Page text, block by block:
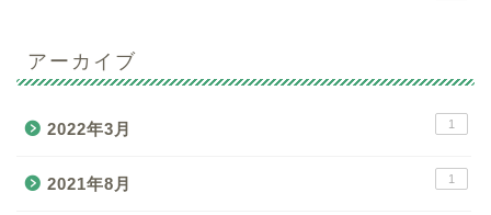
アーカイブ
2022年3月 1
2021年8月 1